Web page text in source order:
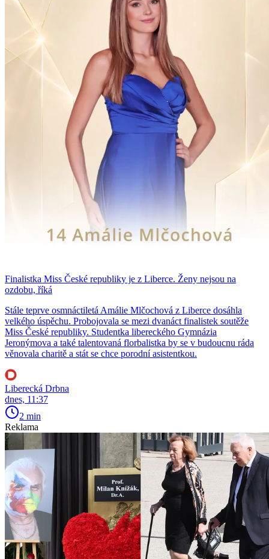
Finalistka Miss České republiky je z Liberce. Ženy nejsou na
ozdobu, říká
Stále teprve osmnáctiletá Amálie Mlčochová z Liberce dosáhla
velkého úspěchu. Probojovala se mezi dvanáct finalistek soutěže
Miss České republiky. Studentka libereckého Gymnázia
Jeronýmova a také talentovaná florbalistka by se v budoucnu ráda
věnovala charitě a stát se chce porodní asistentkou.
Liberecká Drbna
dnes, 11:37
2 min
Reklama